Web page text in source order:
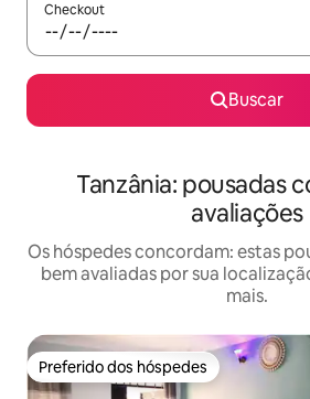
Checkout
Buscar
Tanzânia: pousadas
avaliações
Os hóspedes concordam: estas
bem avaliadas por sua
mais.
Preferido dos hóspedes
Preferido dos hóspedes